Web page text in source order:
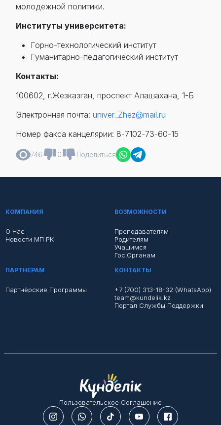
молодежной политики.
Институты университета:
Горно-технологический институт
Гуманитарно-педагогический институт
Контакты:
100602, г.Жезказган, проспект Алашахана, 1-Б
Электронная почта: univer_Zhez@mail.ru
Номер факса канцелярии: 8-7102-73-60-15
746 0 Поделиться
КОМПАНИЯ
О Нас
Новости МП РК
ВОЗМОЖНОСТИ
Преподавателям
Родителям
Учащимся
Гос.органам
ПАРТНЕРАМ
Партнёрские Программы
КОНТАКТЫ
+7 (700) 313-18-32 (WhatsApp)
team@kundelik.kz
Портал Службы Поддержки
Пользовательское Соглашение